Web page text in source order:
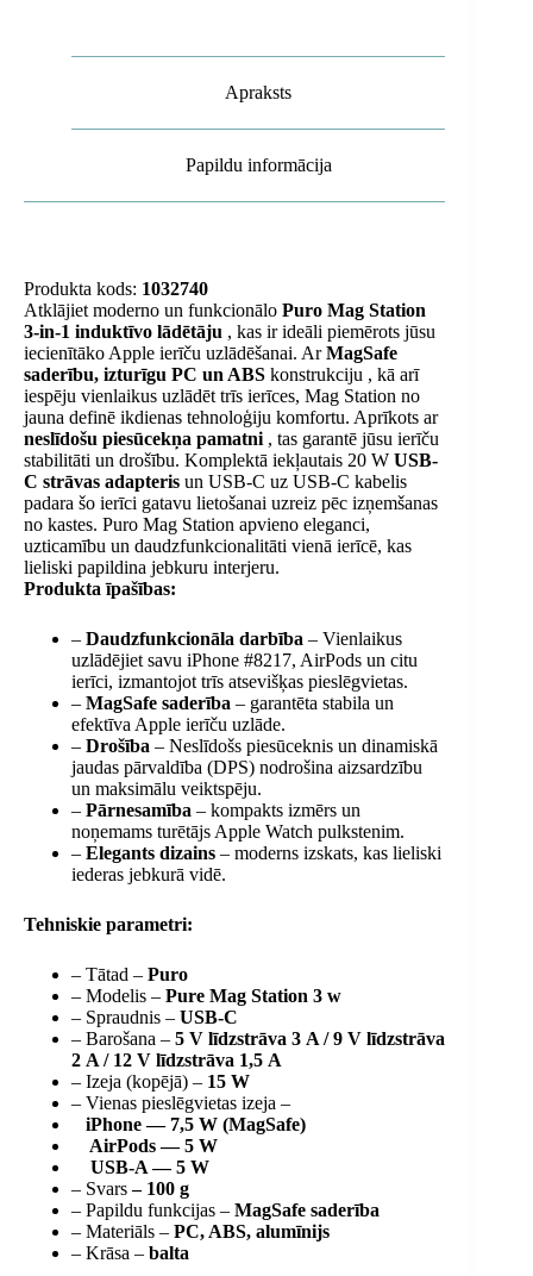
Apraksts
Papildu informācija
Produkta kods: 1032740
Atklājiet moderno un funkcionālo Puro Mag Station
3-in-1 induktīvo lādētāju , kas ir ideāli piemērots jūsu
iecienītāko Apple ierīču uzlādēšanai. ArMagSafe
saderību, izturīgu PC un ABS konstrukciju , kā arī
iespēju vienlaikus uzlādēt trīs ierīces, Mag Station no
jauna definē ikdienas tehnoloģiju komfortu. Aprīkots ar
neslīdošu piesūcekņa pamatni , tas garantē jūsu ierīču
stabilitāti un drošību. Komplektā iekļautais 20 W USB-
C strāvas adapteris un USB-C uz USB-C kabelis
padara šo ierīci gatavu lietošanai uzreiz pēc izņemšanas
no kastes. Puro Mag Station apvieno eleganci,
uzticamību un daudzfunkcionalitāti vienā ierīcē, kas
lieliski papildina jebkuru interjeru.
Produkta īpašības:
– Daudzfunkcionāla darbība – Vienlaikus
uzlādējiet savu iPhone #8217, AirPods un citu
ierīci, izmantojot trīs atsevišķas pieslēgvietas.
– MagSafe saderība – garantēta stabila un
efektīva Apple ierīču uzlāde.
– Drošība – Neslīdošs piesūceknis un dinamiskā
jaudas pārvaldība (DPS) nodrošina aizsardzību
un maksimālu veiktspēju.
– Pārnesamība – kompakts izmērs un
noņemams turētājs Apple Watch pulkstenim.
– Elegants dizains – moderns izskats, kas lieliski
iederas jebkurā vidē.
Tehniskie parametri:
– Tātad – Puro
– Modelis – Pure Mag Station 3 w
– Spraudnis – USB-C
– Barošana – 5 V līdzstrāva 3 A / 9 V līdzstrāva
2 A / 12 V līdzstrāva 1,5 A
– Izeja (kopējā) – 15 W
– Vienas pieslēgvietas izeja –
iPhone — 7,5 W (MagSafe)
AirPods — 5 W
USB-A — 5 W
– Svars– 100 g
– Papildu funkcijas – MagSafe saderība
– Materiāls – PC, ABS, alumīnijs
– Krāsa – balta